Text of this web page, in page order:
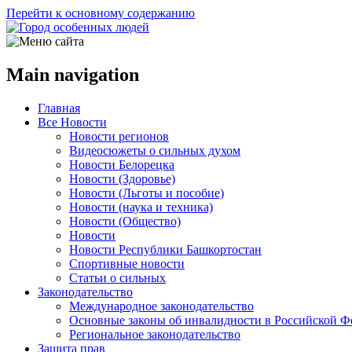
Перейти к основному содержанию
Main navigation
Главная
Все Новости
Новости регионов
Видеосюжеты о сильных духом
Новости Белорецка
Новости (Здоровье)
Новости (Льготы и пособие)
Новости (наука и техника)
Новости (Общество)
Новости
Новости Республики Башкортостан
Спортивные новости
Статьи о сильных
Законодательство
Международное законодательство
Основные законы об инвалидности в Российской
Региональное законодательство
Защита прав